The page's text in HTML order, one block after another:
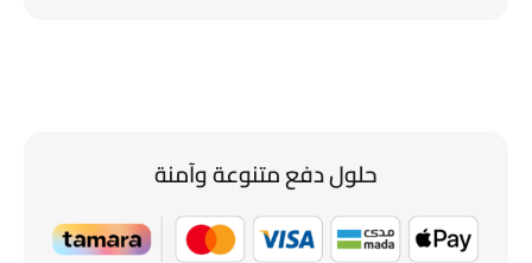
حلول دفع متنوعة وآمنة